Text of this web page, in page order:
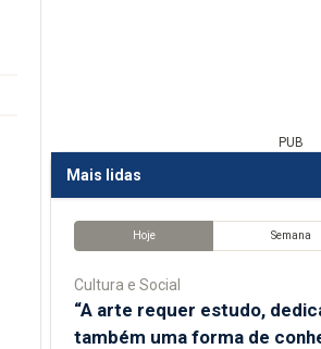
PUB
Mais lidas
Hoje Semana
Cultura e Social
“A arte requer estudo,
também uma forma de